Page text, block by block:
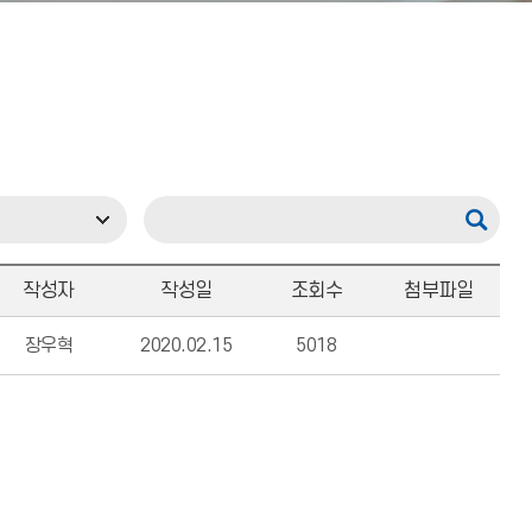
작성자 작성일 조회수 첨부파일
장우혁 2020.02.15 5018